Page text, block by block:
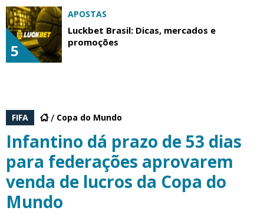
5
APOSTAS
Luckbet Brasil: Dicas, mercados e
promoções
FIFA Copa do Mundo
Infantino dá prazo de 53 dias
para federações aprovarem
venda de lucros da Copa do
Mundo